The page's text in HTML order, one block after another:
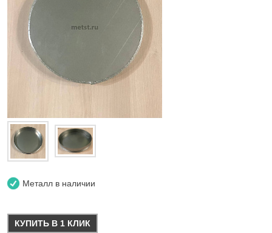
Металл в наличии
КУПИТЬ В 1 КЛИК